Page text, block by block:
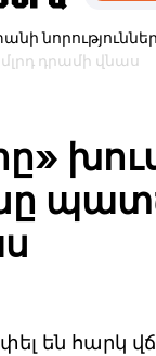
նորություններ
դրամի վնաս
են հարկ